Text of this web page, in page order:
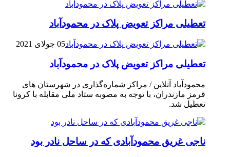
تعطیلی مراکز تعویض پلاک در محمودآباد
05 جولای 2021
تعطیلی مراکز تعویض پلاک در محمودآباد
محمودآباد آنلاین / مراکز شماره‌گذاری در شهر‌ستان های
قرمز مازندران، با توجه به مصوبه ستاد ملی مقابله با کرونا
تعطیل شد.
ناجی غریق محمودآبادی که در ساحل نادر بود